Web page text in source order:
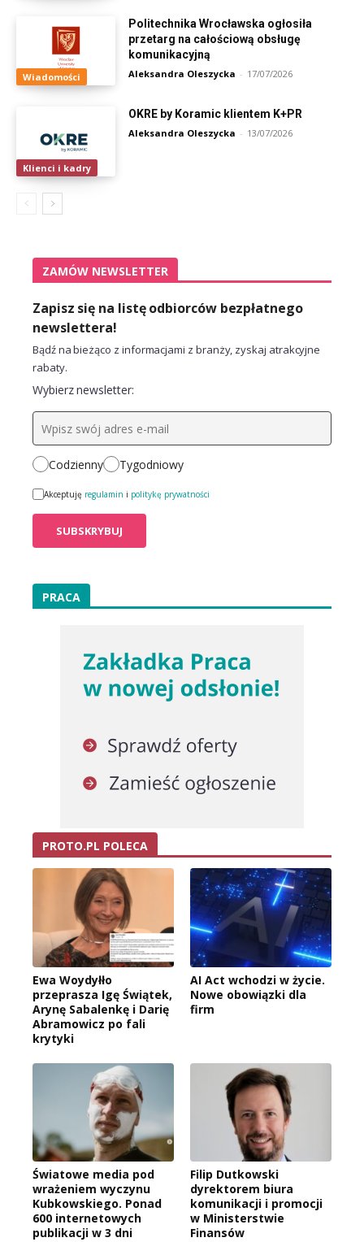
Wiadomości
Politechnika Wrocławska ogłosiła
przetarg na całościową obsługę
komunikacyjną
Aleksandra Oleszycka - 17/07/2026
Klienci i kadry
OKRE by Koramic klientem K+PR
Aleksandra Oleszycka - 13/07/2026
ZAMÓW NEWSLETTER
Zapisz się na listę odbiorców bezpłatnego
newslettera!
Bądź na bieżąco z informacjami z branży, zyskaj atrakcyjne
rabaty.
Wybierz newsletter:
Codzienny Tygodniowy
Akceptuję regulamin i politykę prywatności
PRACA
PROTO.PL POLECA
Ewa Woydyłło
przeprasza Igę Świątek,
Arynę Sabalenkę i Darię
Abramowicz po fali
krytyki
AI Act wchodzi w życie.
Nowe obowiązki dla
firm
Światowe media pod
wrażeniem wyczynu
Kubkowskiego. Ponad
600 internetowych
publikacji w 3 dni
Filip Dutkowski
dyrektorem biura
komunikacji i promocji
w Ministerstwie
Finansów